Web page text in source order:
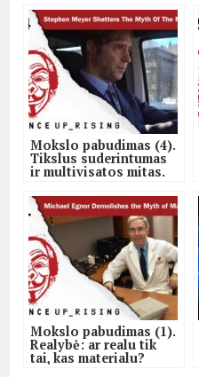
Mokslo pabudimas (4).
Tikslus suderintumas
ir multivisatos mitas.
Mokslo pabudimas (1).
Realybė: ar realu tik
tai, kas materialu?